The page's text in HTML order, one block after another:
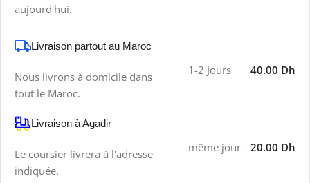
aujourd'hui.
Livraison partout au Maroc
Nous livrons à domicile dans
tout le Maroc.
1-2 Jours 40.00 Dh
Livraison à Agadir
Le coursier livrera à l'adresse
indiquée.
même jour 20.00 Dh